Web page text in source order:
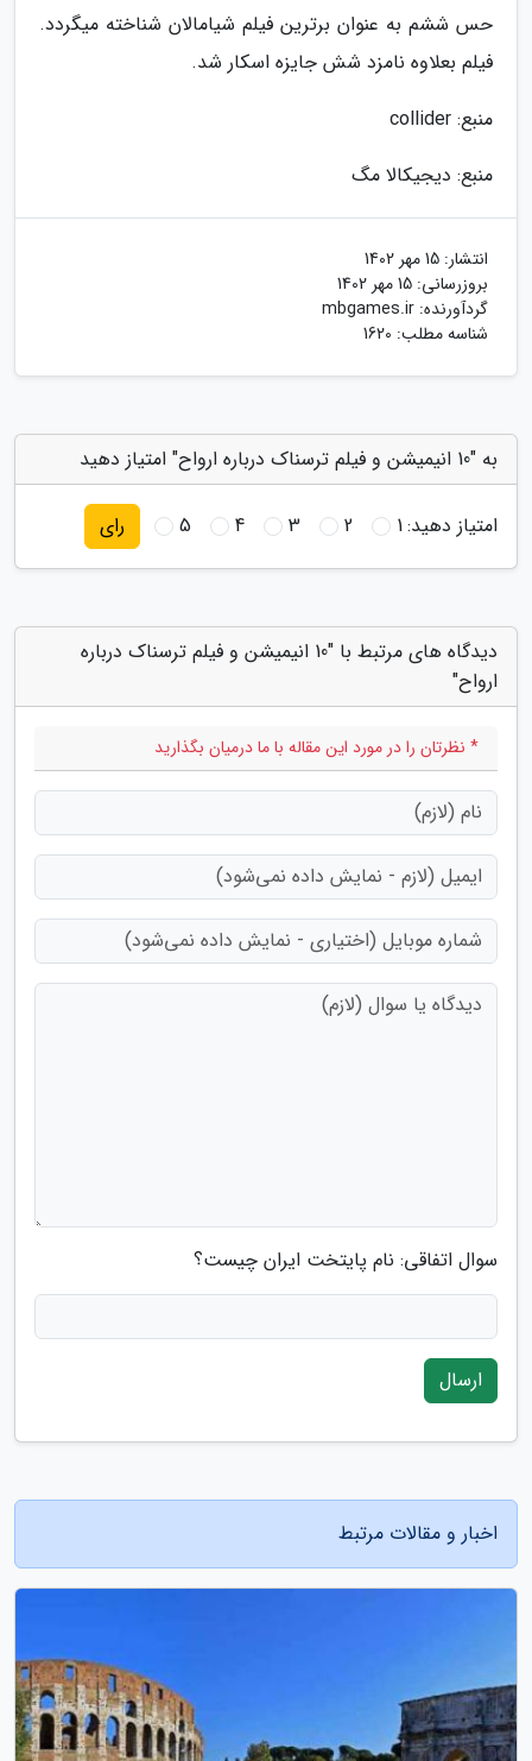
حس ششم به عنوان برترین فیلم شیامالان شناخته میگردد.
فیلم بعلاوه نامزد شش جایزه اسکار شد.
منبع: collider
منبع: دیجیکالا مگ
انتشار: 15 مهر 1402
بروزرسانی: 15 مهر 1402
گردآورنده: mbgames.ir
شناسه مطلب: 1620
به "10 انیمیشن و فیلم ترسناک درباره ارواح" امتیاز دهید
امتیاز دهید:1
2
3
4
5 رای
دیدگاه های مرتبط با "10 انیمیشن و فیلم ترسناک درباره
ارواح"
* نظرتان را در مورد این مقاله با ما درمیان بگذارید
سوال اتفاقی: نام پایتخت ایران چیست؟
ارسال
اخبار و مقالات مرتبط